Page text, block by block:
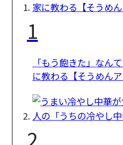
1
「もう飽きた」なん
に教わる【そうめん
2